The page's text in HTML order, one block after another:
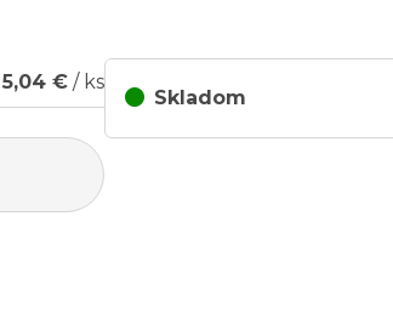
5,04 € / ks
Skladom